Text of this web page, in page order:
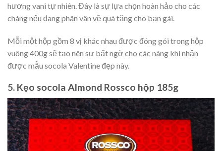
hương vani tự nhiên. Đây là sự lựa chọn hoàn hảo cho các
chàng nếu đang phân vân về quà tặng cho bạn gái.
Mỗi một hộp gồm 8 vị khác nhau được đóng gói trong hộp
vuông 400g sẽ tạo nên sự bất ngờ cho các nàng khi nhận
được mẫu socola Valentine đẹp này.
5. Kẹo socola Almond Rossco hộp 185g